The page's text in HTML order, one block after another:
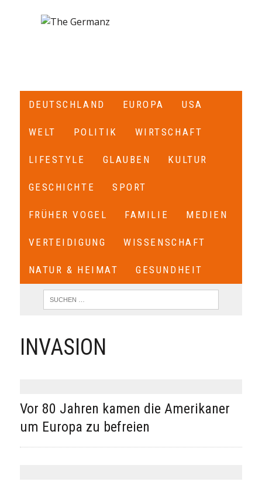
DEUTSCHLAND EUROPA USA
WELT POLITIK WIRTSCHAFT
LIFESTYLE GLAUBEN KULTUR
GESCHICHTE SPORT
FRÜHER VOGEL FAMILIE MEDIEN
VERTEIDIGUNG WISSENSCHAFT
NATUR & HEIMAT GESUNDHEIT
INVASION
Vor 80 Jahren kamen die Amerikaner
um Europa zu befreien